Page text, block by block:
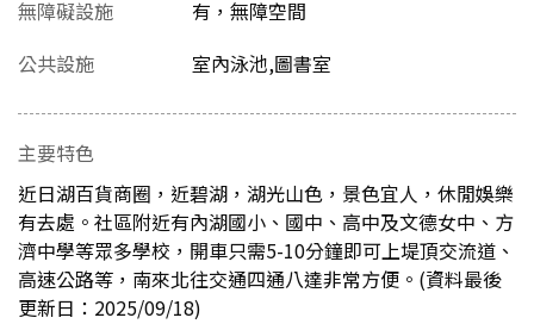
無障礙設施
有，無障空間
公共設施
室內泳池,圖書室
主要特色
近日湖百貨商圈，近碧湖，湖光山色，景色宜人，休閒娛樂
有去處。社區附近有內湖國小、國中、高中及文德女中、方
濟中學等眾多學校，開車只需5-10分鐘即可上堤頂交流道、
高速公路等，南來北往交通四通八達非常方便。(資料最後
更新日：2025/09/18)